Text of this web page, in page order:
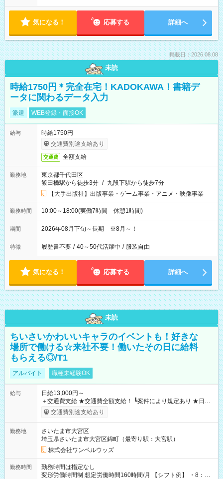
気になる！ 応募する 詳細へ
掲載日：2026.08.08
未読
時給1750円＊完全在宅！KADOKAWA！書籍デ
ータに関わるデータ入力
派遣 WEB登録・面接OK
給与
時給1750円
交通費別途支給あり
交通費 全額支給
勤務地
東京都千代田区
飯田橋駅から徒歩3分 / 九段下駅から徒歩7分
【大手出版社】出版事業・ゲーム事業・アニメ・映像事業
勤務時間 10:00～18:00(実働7時間 休憩1時間)
期間 2026年08月下旬～長期 ※8月～！
特徴 履歴書不要 / 40～50代活躍中 / 服装自由
気になる！ 応募する 詳細へ
未読
ちいさいかわいいキャラのイベントも！好きな
場所で働ける☆来社不要！働いたその日に給料
もらえる◎/T1
アルバイト 職種未経験OK
給与
日給13,000円～
＋交通費支給 ★交通費全額支給！ ┗案件により規定あり ★日払
いOK！（規定あり） ┗働いたその日に現金GET♪ お仕事後はコ
ンビニATMから 日払い分を引き落とせます！ 【試用期間】試
交通費別途支給あり
勤務地
さいたま市大宮区
埼玉県さいたま市大宮区錦町（最寄り駅：大宮駅）
株式会社ワンベルウッズ
勤務時間
勤務時間は指定なし
変形労働時間制 想定労働時間160時間/月 【シフト例】 ・8：00